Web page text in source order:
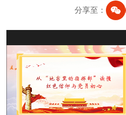
分享至：